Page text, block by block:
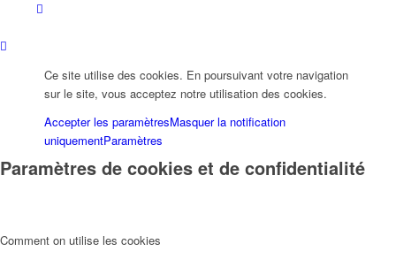
Ce site utilise des cookies. En poursuivant votre navigation
sur le site, vous acceptez notre utilisation des cookies.
Accepter les paramètresMasquer la notification
uniquementParamètres
Paramètres de cookies et de confidentialité
Comment on utilise les cookies